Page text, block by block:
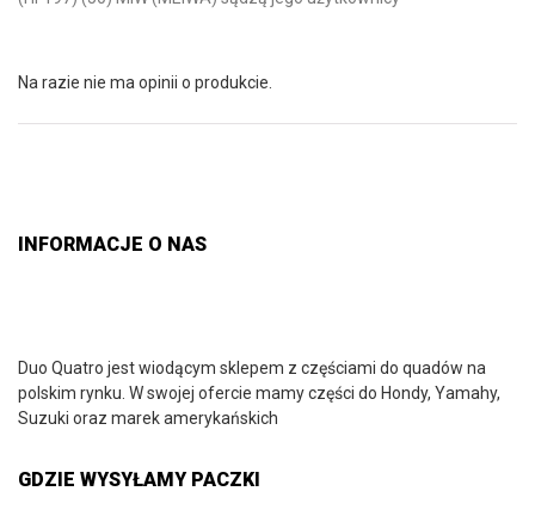
Na razie nie ma opinii o produkcie.
INFORMACJE O NAS
Duo Quatro jest wiodącym sklepem z częściami do quadów na
polskim rynku. W swojej ofercie mamy części do Hondy, Yamahy,
Suzuki oraz marek amerykańskich
GDZIE WYSYŁAMY PACZKI